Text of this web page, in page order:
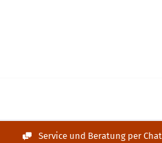
Service und Beratung per Chat